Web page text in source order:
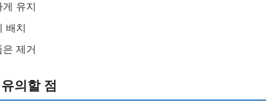
유지
배치
제거
의할 점